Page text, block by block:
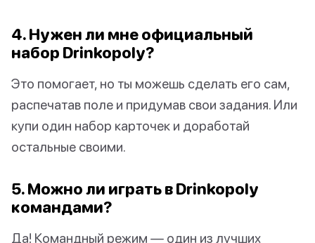
4. Нужен ли мне официальный
набор Drinkopoly?
Это помогает, но ты можешь сделать его сам,
распечатав поле и придумав свои задания. Или
купи один набор карточек и доработай
остальные своими.
5. Можно ли играть в Drinkopoly
командами?
Да! Командный режим — один из лучших